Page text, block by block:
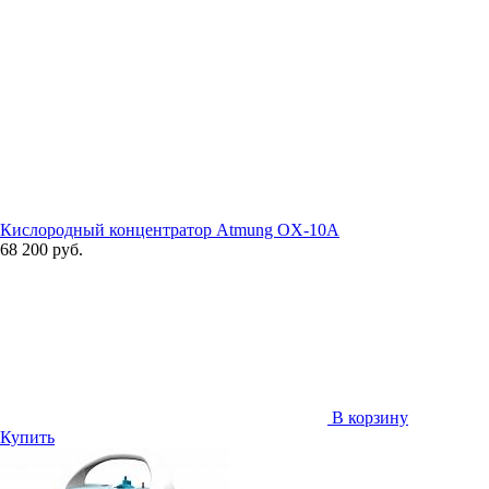
Кислородный концентратор Atmung OX-10A
68 200 руб.
В корзину
Купить